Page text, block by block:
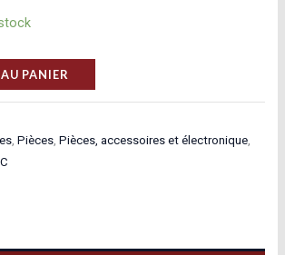
PANIER
,Pièces,Pièces, accessoires et électronique,